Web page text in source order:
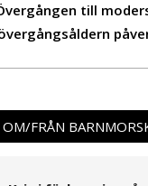
till
OM/FRÅN